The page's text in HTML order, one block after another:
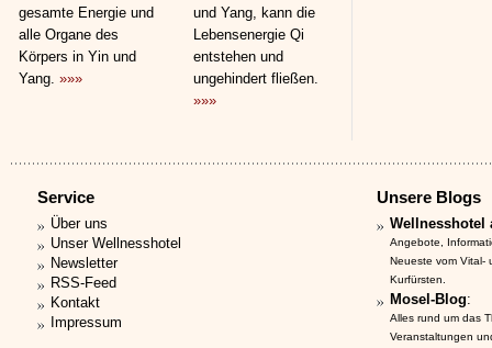
gesamte Energie und
alle Organe des
Körpers in Yin und
Yang. »»»
und Yang, kann die
Lebensenergie Qi
entstehen und
ungehindert fließen.
»»»
Service
Über uns
Unser Wellnesshotel
Newsletter
RSS-Feed
Kontakt
Impressum
Unsere Blogs
Wellnesshotel
Angebote,
Neueste vom Vital-
Kurfürsten.
Mosel-Blog:
Alles rund um das
Veranstaltungen